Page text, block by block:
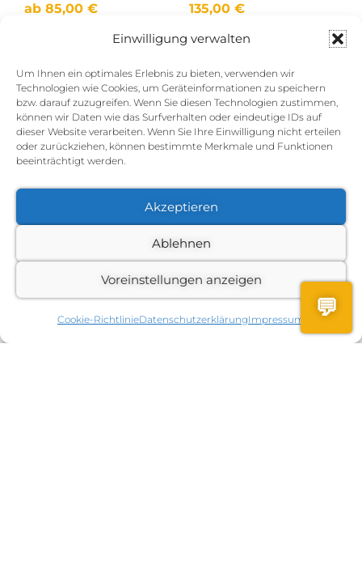
Einwilligung verwalten
Um Ihnen ein optimales Erlebnis zu bieten, verwenden wir
Technologien wie Cookies, um Geräteinformationen zu speichern
bzw. darauf zuzugreifen. Wenn Sie diesen Technologien zustimmen,
können wir Daten wie das Surfverhalten oder eindeutige IDs auf
dieser Website verarbeiten. Wenn Sie Ihre Einwilligung nicht erteilen
oder zurückziehen, können bestimmte Merkmale und Funktionen
beeinträchtigt werden.
Akzeptieren
Ablehnen
Voreinstellungen anzeigen
Cookie-RichtlinieDatenschutzerklärungImpressum
ab 85,00 €
135,00 €
💬